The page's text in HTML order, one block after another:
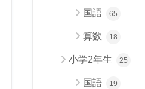
国語 65
算数 18
小学2年生 25
国語 19